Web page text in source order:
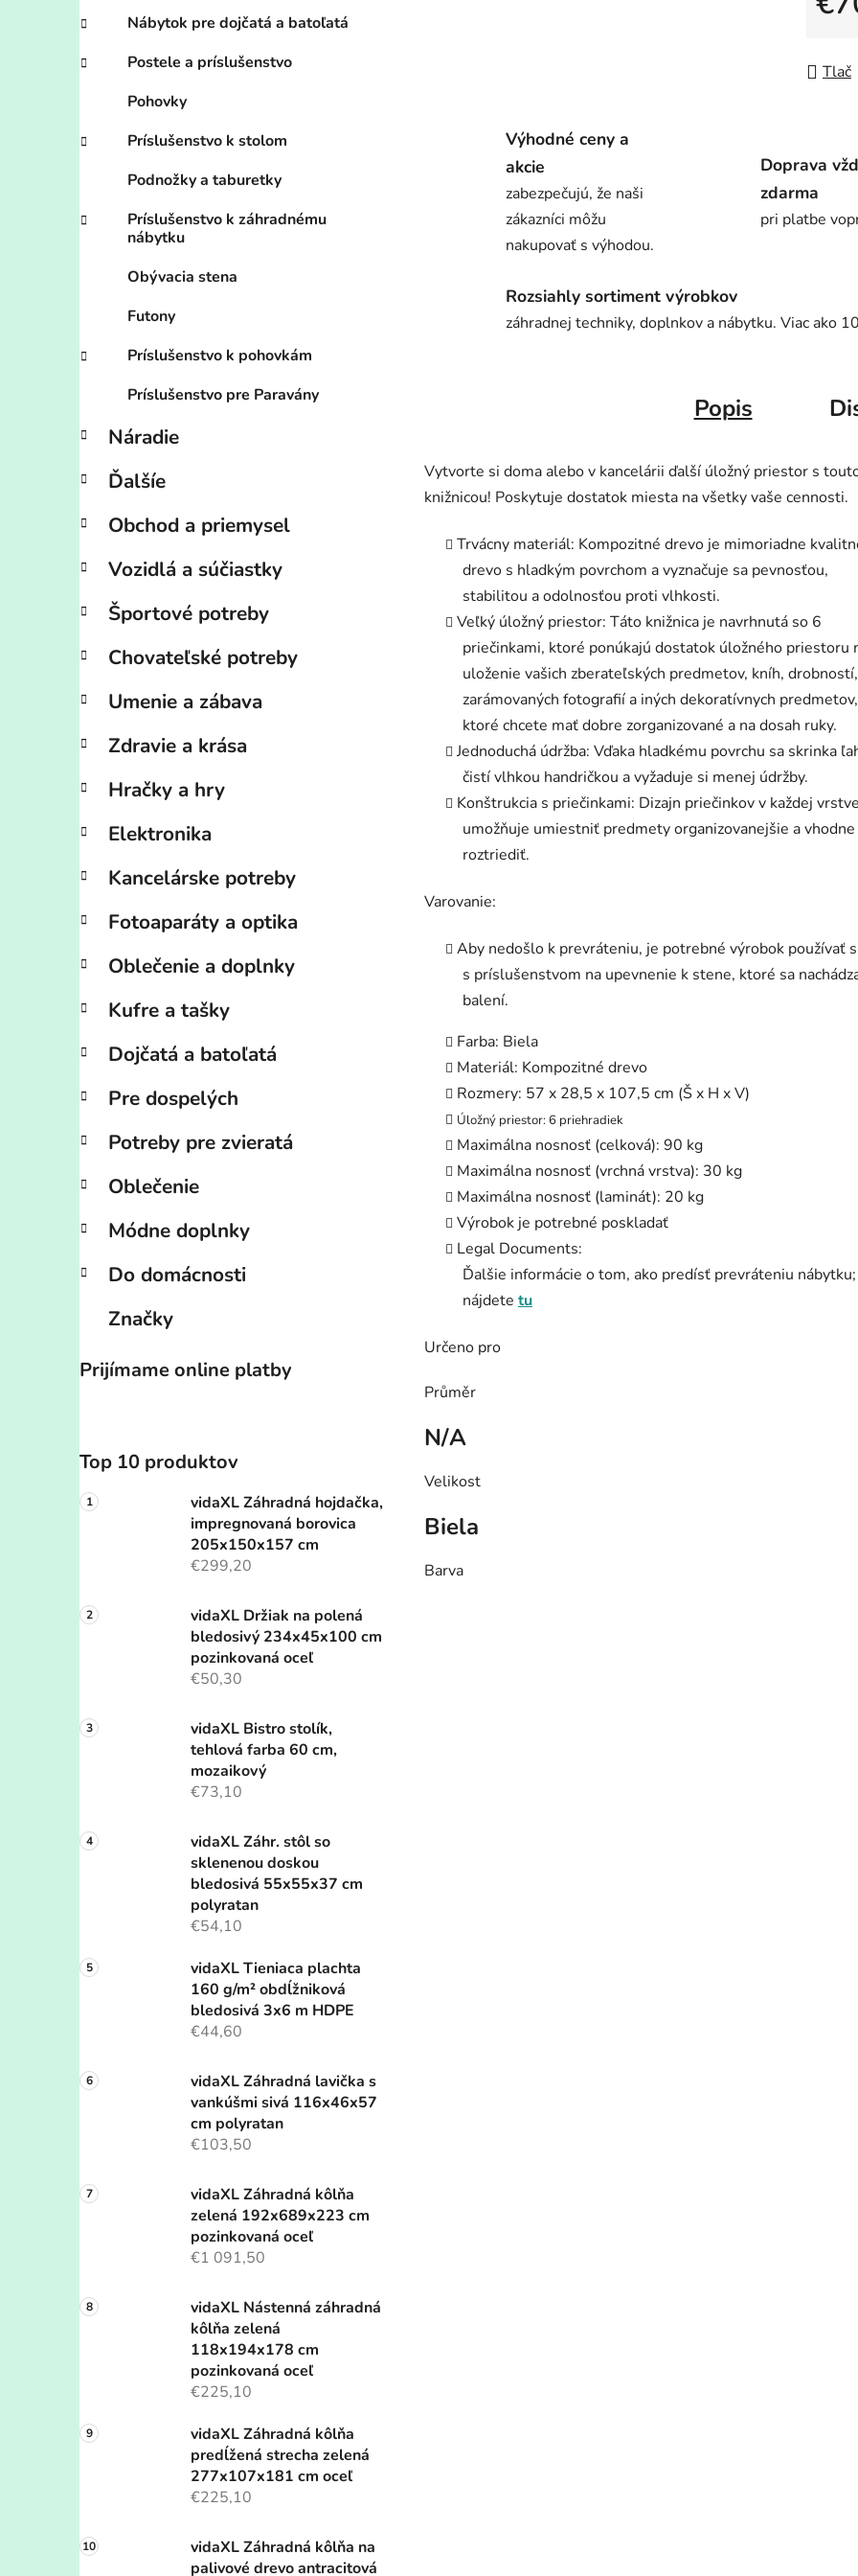
Nábytok pre dojčatá a batoľatá
Postele a príslušenstvo
Pohovky
Príslušenstvo k stolom
Podnožky a taburetky
Príslušenstvo k záhradnému
nábytku
Obývacia stena
Futony
Príslušenstvo k pohovkám
Príslušenstvo pre Paravány
Náradie
Ďalšíe
Obchod a priemysel
Vozidlá a súčiastky
Športové potreby
Chovateľské potreby
Umenie a zábava
Zdravie a krása
Hračky a hry
Elektronika
Kancelárske potreby
Fotoaparáty a optika
Oblečenie a doplnky
Kufre a tašky
Dojčatá a batoľatá
Pre dospelých
Potreby pre zvieratá
Oblečenie
Módne doplnky
Do domácnosti
Značky
Prijímame online platby
Top 10 produktov
vidaXL Záhradná hojdačka,
impregnovaná borovica
205x150x157 cm
€299,20
vidaXL Držiak na polená
bledosivý 234x45x100 cm
pozinkovaná oceľ
€50,30
vidaXL Bistro stolík,
tehlová farba 60 cm,
mozaikový
€73,10
vidaXL Záhr. stôl so
sklenenou doskou
bledosivá 55x55x37 cm
polyratan
€54,10
vidaXL Tieniaca plachta
160 g/m² obdĺžniková
bledosivá 3x6 m HDPE
€44,60
vidaXL Záhradná lavička s
vankúšmi sivá 116x46x57
cm polyratan
€103,50
vidaXL Záhradná kôlňa
zelená 192x689x223 cm
pozinkovaná oceľ
€1 091,50
vidaXL Nástenná záhradná
kôlňa zelená
118x194x178 cm
pozinkovaná oceľ
€225,10
vidaXL Záhradná kôlňa
predĺžená strecha zelená
277x107x181 cm oceľ
€225,10
vidaXL Záhradná kôlňa na
palivové drevo antracitová
Tlač
Výhodné ceny a
akcie
zabezpečujú, že naši
zákazníci môžu
nakupovať s výhodou.
Doprava
zdarma
pri platbe
Rozsiahly sortiment výrobkov
záhradnej techniky, doplnkov a nábytku. Viac ako
Popis
Vytvorte si doma alebo v kancelárii ďalší úložný priestor s
knižnicou! Poskytuje dostatok miesta na všetky vaše cennosti.
Trvácny materiál: Kompozitné drevo je mimoriadne
drevo s hladkým povrchom a vyznačuje sa pevnosťou,
stabilitou a odolnosťou proti vlhkosti.
Veľký úložný priestor: Táto knižnica je navrhnutá so 6
priečinkami, ktoré ponúkajú dostatok úložného priestoru
uloženie vašich zberateľských predmetov, kníh, drobností,
zarámovaných fotografií a iných dekoratívnych predmetov,
ktoré chcete mať dobre zorganizované a na dosah ruky.
Jednoduchá údržba: Vďaka hladkému povrchu sa skrinka
čistí vlhkou handričkou a vyžaduje si menej údržby.
Konštrukcia s priečinkami: Dizajn priečinkov v každej
umožňuje umiestniť predmety organizovanejšie a vhodne
roztriediť.
Varovanie:
Aby nedošlo k prevráteniu, je potrebné výrobok používať
s príslušenstvom na upevnenie k stene, ktoré sa
balení.
Farba: Biela
Materiál: Kompozitné drevo
Rozmery: 57 x 28,5 x 107,5 cm (Š x H x V)
Úložný priestor: 6 priehradiek
Maximálna nosnosť (celková): 90 kg
Maximálna nosnosť (vrchná vrstva): 30 kg
Maximálna nosnosť (laminát): 20 kg
Výrobok je potrebné poskladať
Legal Documents:
Ďalšie informácie o tom, ako predísť prevráteniu nábytku;
nájdete tu
Určeno pro
Průměr
N/A
Velikost
Biela
Barva